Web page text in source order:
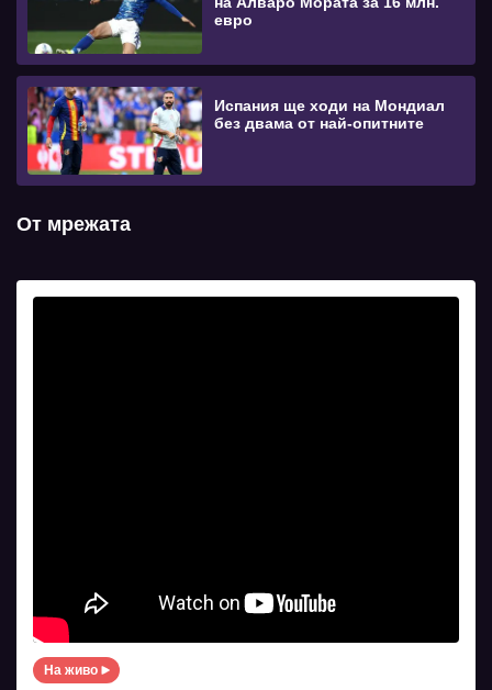
евро
Испания ще ходи на Мондиал
без двама от най-опитните
От мрежата
На живо